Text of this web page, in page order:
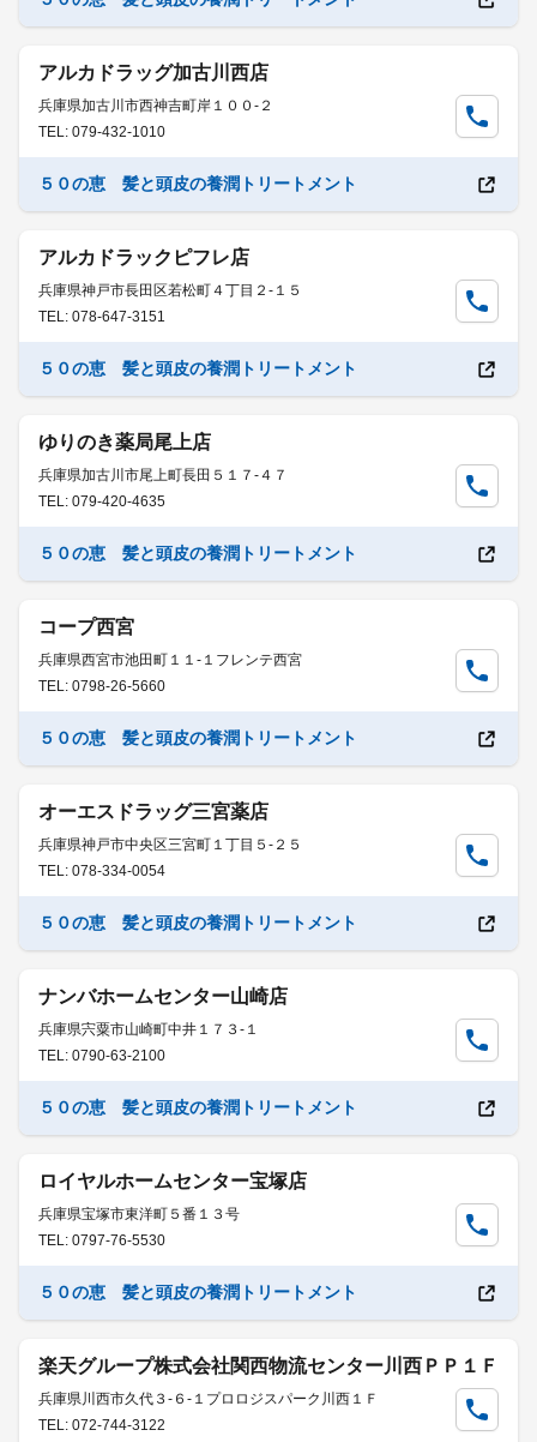
アルカドラッグ加古川西店
兵庫県加古川市西神吉町岸１００-２
TEL: 079-432-1010
５０の恵 髪と頭皮の養潤トリートメント
アルカドラックピフレ店
兵庫県神戸市長田区若松町４丁目２-１５
TEL: 078-647-3151
５０の恵 髪と頭皮の養潤トリートメント
ゆりのき薬局尾上店
兵庫県加古川市尾上町長田５１７-４７
TEL: 079-420-4635
５０の恵 髪と頭皮の養潤トリートメント
コープ西宮
兵庫県西宮市池田町１１-１フレンテ西宮
TEL: 0798-26-5660
５０の恵 髪と頭皮の養潤トリートメント
オーエスドラッグ三宮薬店
兵庫県神戸市中央区三宮町１丁目５-２５
TEL: 078-334-0054
５０の恵 髪と頭皮の養潤トリートメント
ナンバホームセンター山崎店
兵庫県宍粟市山崎町中井１７３-１
TEL: 0790-63-2100
５０の恵 髪と頭皮の養潤トリートメント
ロイヤルホームセンター宝塚店
兵庫県宝塚市東洋町５番１３号
TEL: 0797-76-5530
５０の恵 髪と頭皮の養潤トリートメント
楽天グループ株式会社関西物流センター川西ＰＰ１Ｆ
兵庫県川西市久代３-６-１プロロジスパーク川西１Ｆ
TEL: 072-744-3122